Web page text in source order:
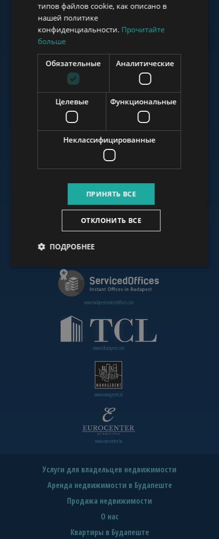
www.budapestoffices.net
www.budapestpropertysellers.com
www.budapestservicedoffices.com
www.tclbudapest.com
www.managerent.hu
www.eurocenter.hu
Услуги для владельцев недвижимости
Аренда недвижимости в Будапеште
Продажа недвижимости
О нас
Квартиры в Будапеште
RUSSIAN
типов файлов cookie, как описано в
нашей политике
конфиденциальности. Прочитайте
больше
Обязательные Аналитические
Целевые Функциональные
Неклассифицированные
ПРИНЯТЬ ВСЕ
ОТКЛОНИТЬ ВСЕ
ПОДРОБНЕЕ